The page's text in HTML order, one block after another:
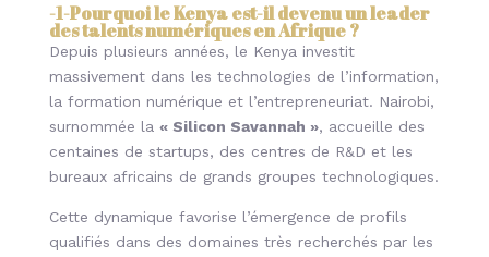
-1-Pourquoi le Kenya est-il devenu un leader
des talents numériques en Afrique?
Depuis plusieurs années, le Kenya investit
massivement dans les technologies de l’information,
la formation numérique et l’entrepreneuriat. Nairobi,
surnommée la « Silicon Savannah », accueille des
centaines de startups, des centres de R&D et les
bureaux africains de grands groupes technologiques.
Cette dynamique favorise l’émergence de profils
qualifiés dans des domaines très recherchés par les